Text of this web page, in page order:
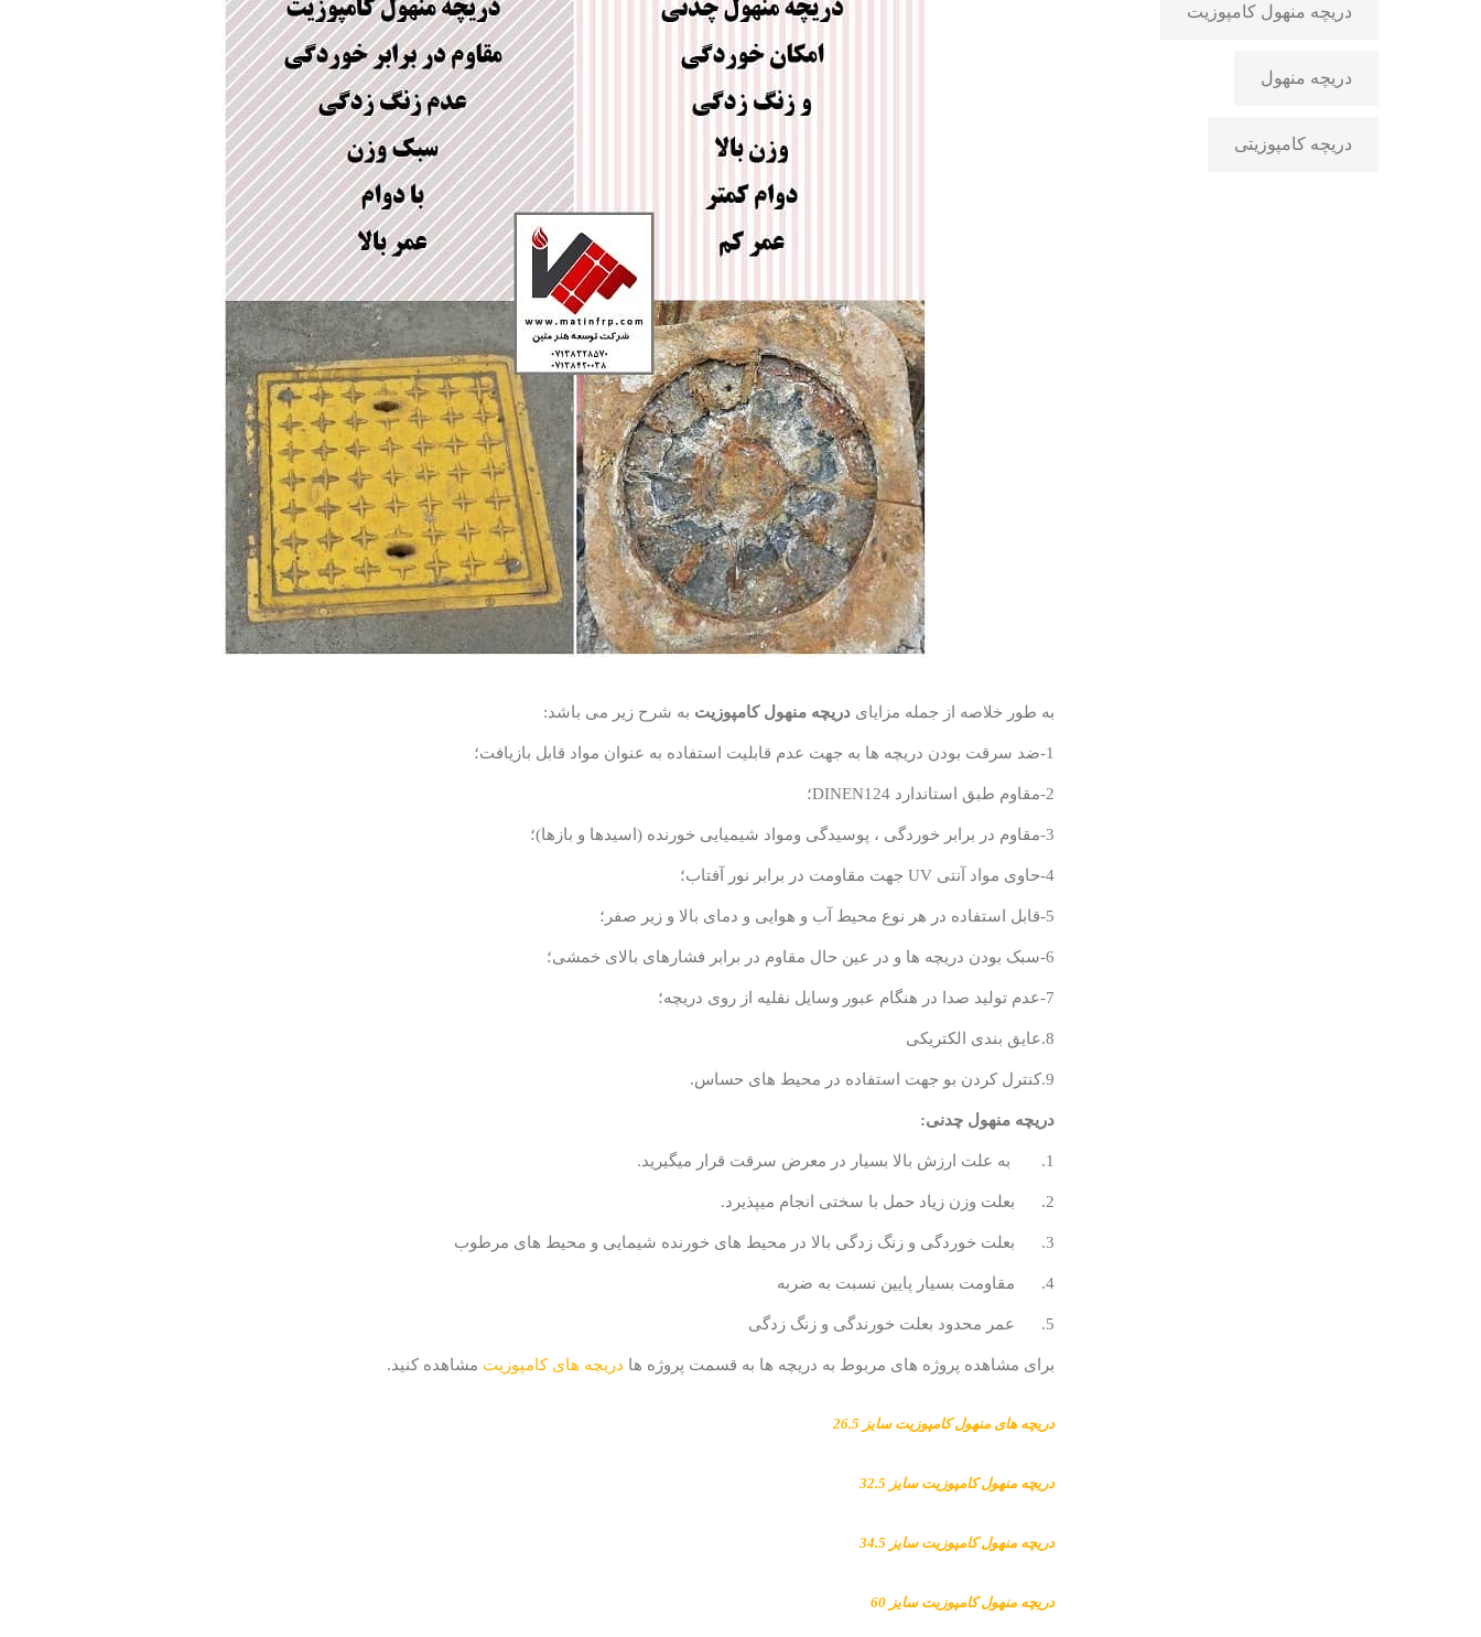
دریچه منهول کامپوزیت
دریچه منهول
دریچه کامپوزیتی
به طور خلاصه از جمله مزایای دریچه منهول کامپوزیت به شرح زیر می باشد:
1-ضد سرقت بودن دریچه ها به جهت عدم قابلیت استفاده به عنوان مواد قابل بازیافت؛
2-مقاوم طبق استاندارد DINEN124؛
3-مقاوم در برابر خوردگی ، پوسیدگی ومواد شیمیایی خورنده (اسیدها و بازها)؛
4-حاوی مواد آنتی UV جهت مقاومت در برابر نور آفتاب؛
5-قابل استفاده در هر نوع محیط آب و هوایی و دمای بالا و زیر صفر؛
6-سبک بودن دریچه ها و در عین حال مقاوم در برابر فشارهای بالای خمشی؛
7-عدم تولید صدا در هنگام عبور وسایل نقلیه از روی دریچه؛
8.عایق بندی الکتریکی
9.کنترل کردن بو جهت استفاده در محیط های حساس.
دریچه منهول چدنی:
1. به علت ارزش بالا بسیار در معرض سرقت قرار میگیرید.
2. بعلت وزن زیاد حمل با سختی انجام میپذیرد.
3. بعلت خوردگی و زنگ زدگی بالا در محیط های خورنده شیمایی و محیط های مرطوب
4. مقاومت بسیار پایین نسبت به ضربه
5. عمر محدود بعلت خورندگی و زنگ زدگی
برای مشاهده پروژه های مربوط به دریچه ها به قسمت پروژه ها دریچه های کامپوزیت مشاهده کنید.
دریچه های منهول کامپوزیت سایز 26.5
دریچه منهول کامپوزیت سایز 32.5
دریچه منهول کامپوزیت سایز 34.5
دریچه منهول کامپوزیت سایز 60